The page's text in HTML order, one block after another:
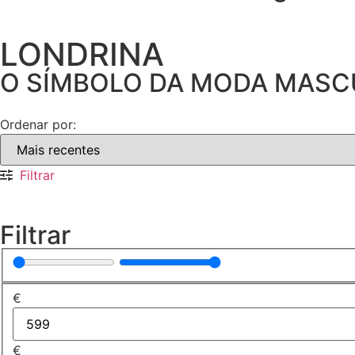
LONDRINA
O SÍMBOLO DA MODA
Ordenar por:
Filtrar
Filtrar
€
€